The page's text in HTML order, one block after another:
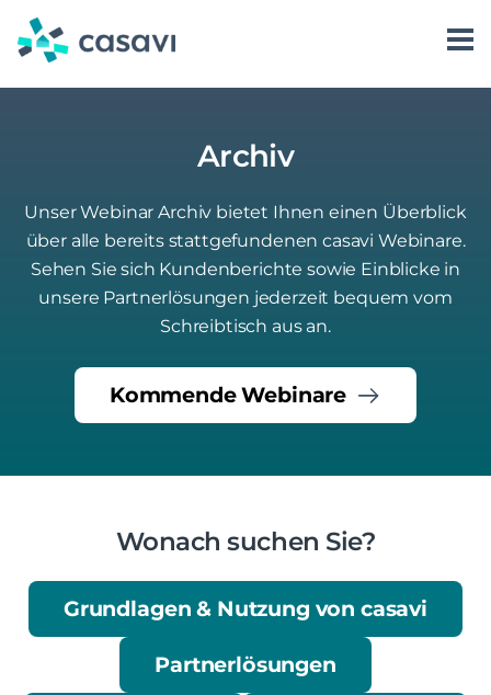
Zum
Inhalt
springen
Software
Partnerlösungen
casavi AI Automate
Ressourcen
Blog
Whitepaper
Webinare
Kontakt aufnehmen
Karriere
Archiv
Unser Webinar Archiv bietet Ihnen einen Überblick
über alle bereits stattgefundenen casavi Webinare.
Sehen Sie sich Kundenberichte sowie Einblicke in
unsere Partnerlösungen jederzeit bequem vom
Schreibtisch aus an.
Kommende Webinare
Wonach suchen Sie?
Grundlagen & Nutzung von casavi
Partnerlösungen